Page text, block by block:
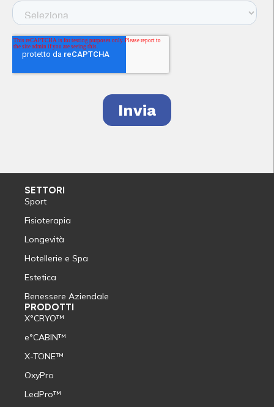
SETTORI
Sport
Fisioterapia
Longevità
Hotellerie e Spa
Estetica
Benessere Aziendale
PRODOTTI
X°CRYO™
e°CABIN™
X-TONE™
OxyPro
LedPro™